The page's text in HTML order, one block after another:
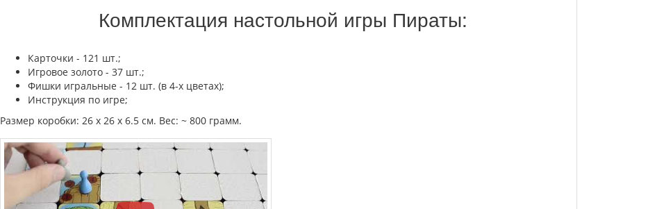
Комплектация настольной игры Пираты:
Карточки - 121 шт.;
Игровое золото - 37 шт.;
Фишки игральные - 12 шт. (в 4-х цветах);
Инструкция по игре;
Размер коробки: 26 х 26 х 6.5 см. Вес: ~ 800 грамм.